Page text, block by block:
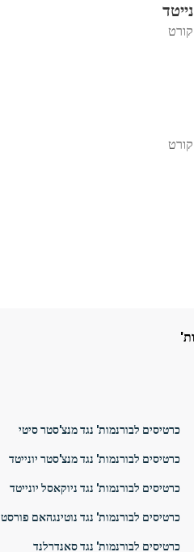
קורט
קורט
כרטיסים לבורנמות' נגד מנצ'סטר סיטי
כרטיסים לבורנמות' נגד מנצ'סטר יונייטד
כרטיסים לבורנמות' נגד ניוקאסל יונייטד
כרטיסים לבורנמות' נגד נוטינגהאם פורסט
כרטיסים לבורנמות' נגד סאנדרלנד